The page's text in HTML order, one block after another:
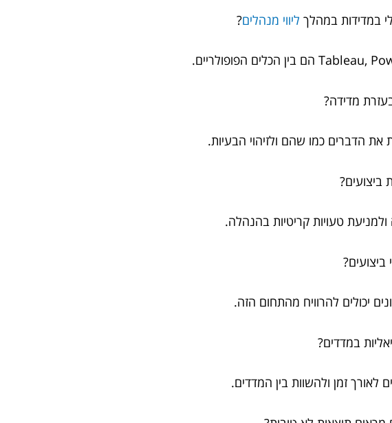
ליווי מנהלים?
הדברים כמו שהם ולזיהוי הבעיות.
טעויות קריטיות בהנהלה.
יכולים להרוויח מהתחום הזה.
לאורך זמן ולהשוות בין המדדים.